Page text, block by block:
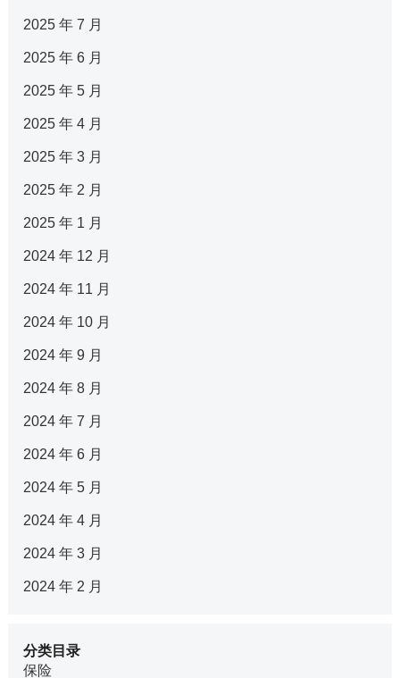
2025 年 7 月
2025 年 6 月
2025 年 5 月
2025 年 4 月
2025 年 3 月
2025 年 2 月
2025 年 1 月
2024 年 12 月
2024 年 11 月
2024 年 10 月
2024 年 9 月
2024 年 8 月
2024 年 7 月
2024 年 6 月
2024 年 5 月
2024 年 4 月
2024 年 3 月
2024 年 2 月
分类目录
保险